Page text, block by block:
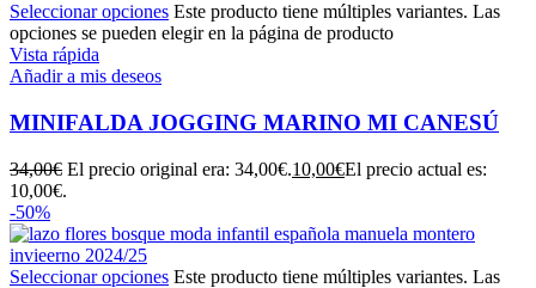
Seleccionar opciones Este producto tiene múltiples variantes. Las
opciones se pueden elegir en la página de producto
Vista rápida
Añadir a mis deseos
MINIFALDA JOGGING MARINO MI CANESÚ
34,00€ El precio original era: 34,00€.10,00€El precio actual es:
10,00€.
-50%
Seleccionar opciones Este producto tiene múltiples variantes. Las